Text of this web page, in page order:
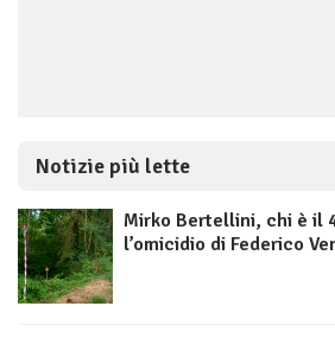
Notizie più lette
Mirko Bertellini, chi è il
l’omicidio di Federico